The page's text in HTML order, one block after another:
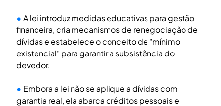
A lei introduz medidas educativas para gestão
financeira, cria mecanismos de renegociação de
dívidas e estabelece o conceito de "mínimo
existencial" para garantir a subsistência do
devedor.
Embora a lei não se aplique a dívidas com
garantia real, ela abarca créditos pessoais e